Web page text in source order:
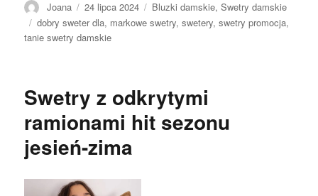
Autor
Joana Opublikowano
24 lipca 2024 Kategorie
Bluzki damskie,Swetry damskie
Tagi
dobry sweter dla, markowe swetry,swetery,swetry promocja,
tanie swetry damskie
Swetry z odkrytymi
ramionami hit sezonu
jesień-zima